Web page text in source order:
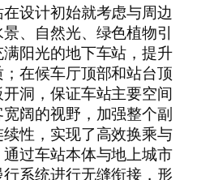
设计初始就考虑与周边
、自然光、绿色植物引
阳光的地下车站，提升
在候车厅顶部和站台顶
洞，保证车站主要空间
阔的视野，加强整个副
性，实现了高效换乘与
过车站本体与地上城市
系统进行无缝衔接，形